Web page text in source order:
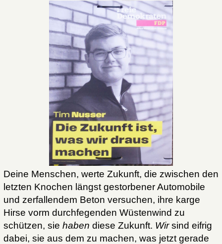
Deine Menschen, werte Zukunft, die zwischen den
letzten Knochen längst gestorbener Automobile
und zerfallendem Beton versuchen, ihre karge
Hirse vorm durchfegenden Wüstenwind zu
schützen, sie haben diese Zukunft. Wirsind eifrig
dabei, sie aus dem zu machen, was jetzt gerade